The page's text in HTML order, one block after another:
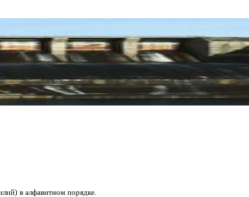
в алфавитном порядке.